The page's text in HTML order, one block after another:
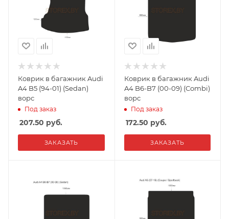
Коврик в багажник Audi
A4 B5 (94-01) (Sedan)
ворс
Под заказ
207.50 руб.
ЗАКАЗАТЬ
Коврик в багажник Audi
A4 B6-B7 (00-09) (Combi)
ворс
Под заказ
172.50 руб.
ЗАКАЗАТЬ